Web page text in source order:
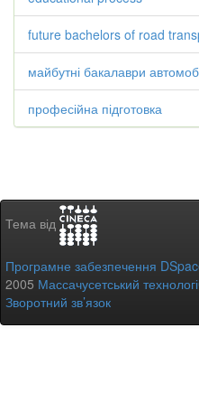
future bachelors of road
майбутні бакалаври
професійна підготовка
Тема від
Програмне забезпечення
2005 Массачусетський
Зворотний зв’язок